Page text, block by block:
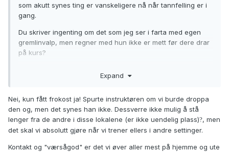
som akutt synes ting er vanskeligere nå når tannfelling er i
gang.
Du skriver ingenting om det som jeg ser i farta med egen
gremlinvalp, men regner med hun ikke er mett før dere drar
på kurs?
avstanden til forstyrrelsen, stå i utkanten av gruppa, og
istedenfor mellom kurskveldene?
Expand
Nei, kun fått frokost ja! Spurte instruktøren om vi burde droppa
den og, men det synes han ikke. Dessverre ikke mulig å stå
lenger fra de andre i disse lokalene (er ikke uendelig plass)?, men
det skal vi absolutt gjøre når vi trener ellers i andre settinger.
Kontakt og "værsågod" er det vi øver aller mest på hjemme og ute